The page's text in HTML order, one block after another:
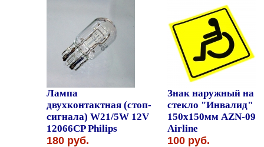
Лампа
двухконтактная (стоп-
сигнала) W21/5W 12V
12066CP Philips
180 руб.
Знак наружный на
стекло "Инвалид"
150x150мм AZN-09
Airline
100 руб.